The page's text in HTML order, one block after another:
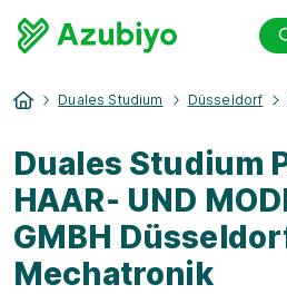
Duales Studium Düsseldorf
Duales Studium
HAAR- UND
GMBH
Mechatronik